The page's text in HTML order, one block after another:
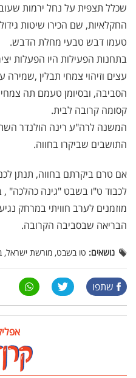
שכלל תצפית על נחל ירמות
החקלאיות, שם הכירו שיטות
טעמו דבש טבעי מחלת הדבש.
בתחנות הפעילות היו הפעלות
עצים וזיהוי צמחי תבלין
הסביבה, ובסיומן טעמם תה
קסומה קרובה לבית.
המשנה לרה"ע רינה הולנדר
התושבים שביקרו בחווה.
אם טרם ביקרתם בחווה, תנתן
לכבוד ט"ו בשבט "גינה כהלכה" ,
מוזמנים לערב חוויתי במרחק
הבריאה שבסביבה הקרובה.
נושאים: טו בשבט, מורשת ישראל,
שתפו